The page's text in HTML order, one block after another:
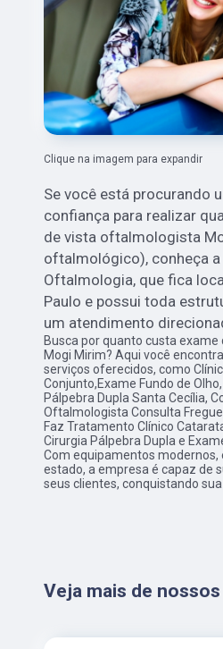
Clique na imagem para expandir
Se você está procurando
confiança para realizar
de vista oftalmologista
oftalmológico), conheça a
Oftalmologia, que fica
Paulo e possui toda
um atendimento
Busca por quanto custa
Mogi Mirim? Aqui você
serviços oferecidos, como
Conjunto,Exame Fundo de
Pálpebra Dupla Santa Cecília,
Oftalmologista Consulta
Faz Tratamento Clínico
Cirurgia Pálpebra Dupla e
Com equipamentos
estado, a empresa é capaz de
seus clientes, conquistando
Veja mais de